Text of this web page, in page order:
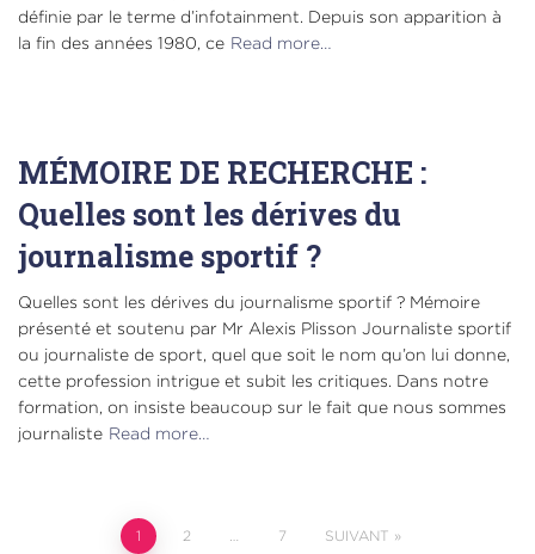
définie par le terme d’infotainment. Depuis son apparition à
la fin des années 1980, ce Read more…
MÉMOIRE DE RECHERCHE :
Quelles sont les dérives du
journalisme sportif ?
Quelles sont les dérives du journalisme sportif ? Mémoire
présenté et soutenu par Mr Alexis Plisson Journaliste sportif
ou journaliste de sport, quel que soit le nom qu’on lui donne,
cette profession intrigue et subit les critiques. Dans notre
formation, on insiste beaucoup sur le fait que nous sommes
journaliste Read more…
1 2 7 SUIVANT